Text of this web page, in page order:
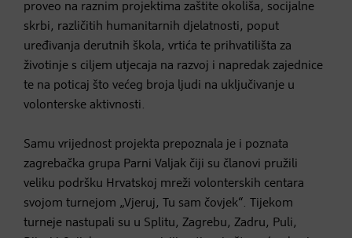
proveo na raznim projektima zaštite okoliša, socijalne
skrbi, različitih humanitarnih djelatnosti, poput
uređivanja derutnih škola, vrtića te prihvatilišta za
životinje s ciljem utjecaja na razvoj i napredak zajednice
te na poticaj što većeg broja ljudi na uključivanje u
volonterske aktivnosti.
Samu vrijednost projekta prepoznala je i poznata
zagrebačka grupa Parni Valjak čiji su članovi pružili
veliku podršku Hrvatskoj mreži volonterskih centara
svojom turnejom „Vjeruj, Tu sam čovjek“. Tijekom
turneje nastupali su u Splitu, Zagrebu, Zadru, Puli,